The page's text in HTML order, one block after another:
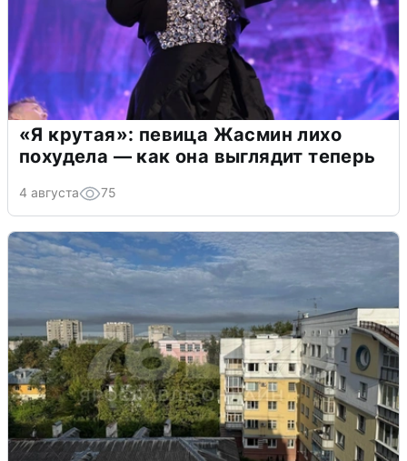
«Я крутая»: певица Жасмин лихо
похудела — как она выглядит теперь
4 августа 75